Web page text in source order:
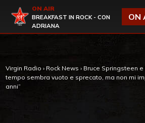
Virgin Radio
ON AIR
BREAKFAST IN ROCK - CON
ADRIANA
ON
Virgin Radio › Rock News › Bruce Springsteen
tempo sembra vuoto e sprecato, ma non mi
anni”